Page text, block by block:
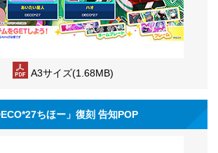
A3サイズ(1.68MB)
ちほー」復刻 告知POP